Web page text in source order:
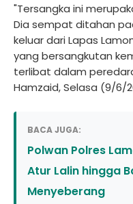
"Tersangka ini
Dia sempat ditahan
keluar dari Lapas
yang bersangkutan
terlibat dalam
Hamzaid, Selasa (9/6/
BACA JUGA:
Polwan Polres
Atur Lalin hingga
Menyeberang